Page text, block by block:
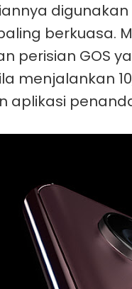
berkuasa.
perisian GOS
menjalankan
aplikasi